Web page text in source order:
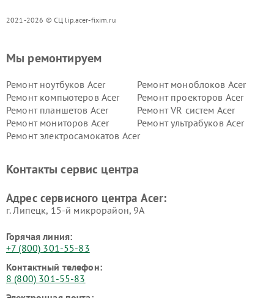
2021-2026 © СЦ lip.acer-fixim.ru
Мы ремонтируем
Ремонт ноутбуков Acer
Ремонт моноблоков Acer
Ремонт компьютеров Acer
Ремонт проекторов Acer
Ремонт планшетов Acer
Ремонт VR систем Acer
Ремонт мониторов Acer
Ремонт ультрабуков Acer
Ремонт электросамокатов Acer
Контакты сервис центра
Адрес сервисного центра Acer:
г. Липецк, 15-й микрорайон, 9А
Горячая линия:
+7 (800) 301-55-83
Контактный телефон:
8 (800) 301-55-83